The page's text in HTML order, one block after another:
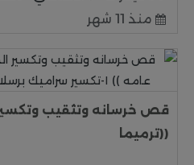
منذ 11 شهر
قص خرسانه وتثقيب
((ترميما